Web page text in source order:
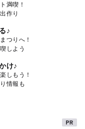
満喫！
作り
♪
つりへ！
しよう
け♪
しもう！
情報も